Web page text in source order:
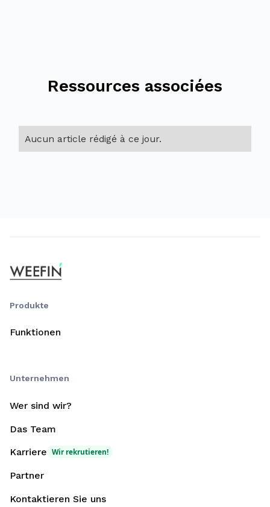
Ressources associées
Aucun article rédigé à ce jour.
Produkte
Funktionen
Unternehmen
Wer sind wir?
Das Team
Karriere Wir rekrutieren!
Partner
Kontaktieren Sie uns